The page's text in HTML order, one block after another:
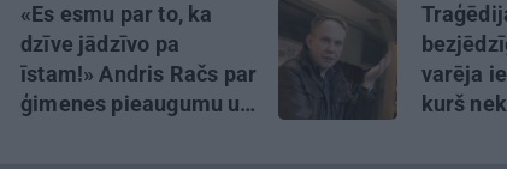
«Es esmu par to, ka
dzīve jādzīvo pa
īstam!» Andris Račs par
ģimenes pieaugumu un
varēja
kurš